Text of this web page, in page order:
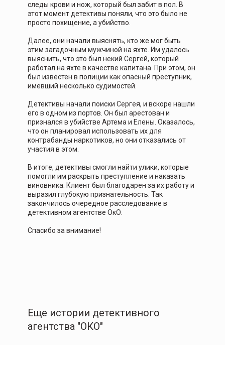
следы крови и нож, который был забит в пол. В
этот момент детективы поняли, что это было не
просто похищение, а убийство.
Далее, они начали выяснять, кто же мог быть
этим загадочным мужчиной на яхте. Им удалось
выяснить, что это был некий Сергей, который
работал на яхте в качестве капитана. При этом, он
был известен в полиции как опасный преступник,
имевший несколько судимостей.
Детективы начали поиски Сергея, и вскоре нашли
его в одном из портов. Он был арестован и
признался в убийстве Артема и Елены. Оказалось,
что он планировал использовать их для
контрабанды наркотиков, но они отказались от
участия в этом.
В итоге, детективы смогли найти улики, которые
помогли им раскрыть преступление и наказать
виновника. Клиент был благодарен за их работу и
выразил глубокую признательность. Так
закончилось очередное расследование в
детективном агентстве ОкО.
Спасибо за внимание!
Еще истории детективного
агентства "ОКО"